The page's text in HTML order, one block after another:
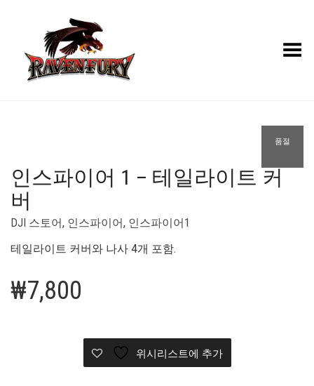
Toggle Menu
품절
인스파이어 1 – 테일라이트 커
버
DJI 스토어, 인스파이어, 인스파이어1
테일라이트 커버와 나사 4개 포함.
₩7,800
위시리스트에 추가